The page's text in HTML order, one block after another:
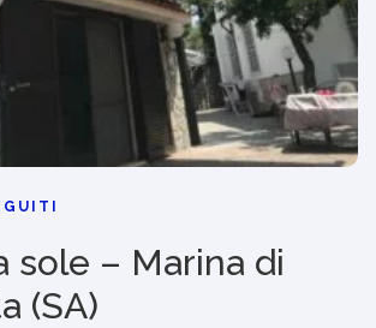
sole – Marina di
(SA)